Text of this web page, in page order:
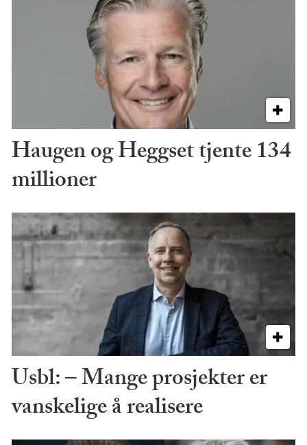
Haugen og Heggset tjente 134
millioner
Usbl: – Mange prosjekter er
vanskelige å realisere